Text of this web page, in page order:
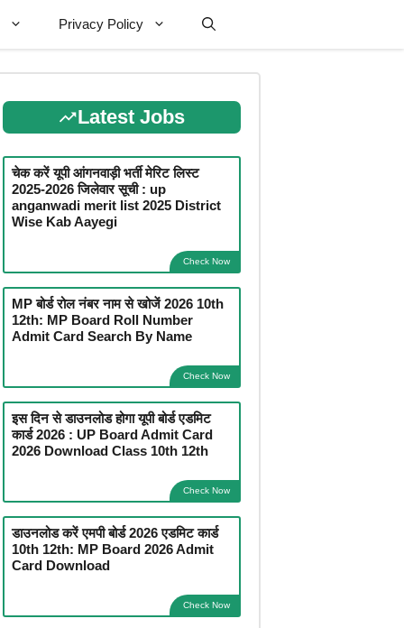
Privacy Policy
Latest Jobs
चेक करें यूपी आंगनवाड़ी भर्ती मेरिट लिस्ट
2025-2026 जिलेवार सूची : up
anganwadi merit list 2025 District
Wise Kab Aayegi
Check Now
MP बोर्ड रोल नंबर नाम से खोजें 2026 10th
12th: MP Board Roll Number
Admit Card Search By Name
Check Now
इस दिन से डाउनलोड होगा यूपी बोर्ड एडमिट
कार्ड 2026 : UP Board Admit Card
2026 Download Class 10th 12th
Check Now
डाउनलोड करें एमपी बोर्ड 2026 एडमिट कार्ड
10th 12th: MP Board 2026 Admit
Card Download
Check Now